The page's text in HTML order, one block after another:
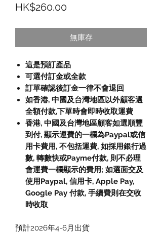
HK$260.00價格
無庫存
這是預訂產品
可選付訂金或全款
訂單確認後訂金一律不會退回
如香港, 中國及台灣地區以外顧客選
全額付款,下單時會即時收取運費
香港, 中國及台灣地區顧客如選順豐
到付, 顯示運費的一欄為Paypal或信
用卡費用, 不包括運費, 如採用銀行過
數, 轉數快或Payme付款, 則不必理
會運費一欄顯示的費用; 如選面交及
使用Paypal, 信用卡, Apple Pay,
Google Pay 付款, 手續費則在交收
時收取
預計2026年4-6月出貨